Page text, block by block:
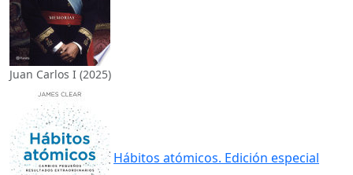
Juan Carlos I (2025)
Hábitos atómicos. Edición especial